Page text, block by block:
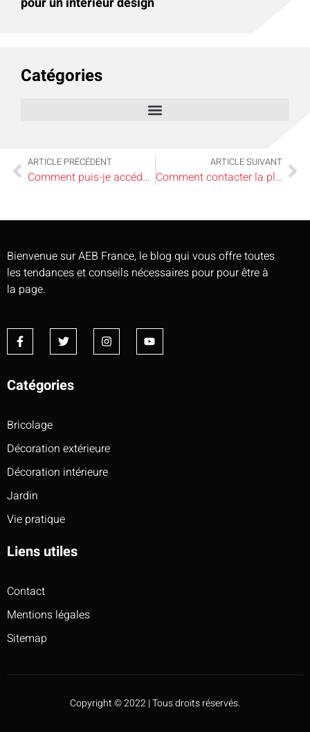
Catégories
ARTICLE PRÉCÉDENT
Comment puis-je accéder à mon compte Al-in.fr action logement ?
ARTICLE SUIVANT
Comment contacter la plateforme al in ?
Bienvenue sur AEB France, le blog qui vous offre toutes
les tendances et conseils nécessaires pour pour être à
la page.
Catégories
Bricolage
Décoration extérieure
Décoration intérieure
Jardin
Vie pratique
Liens utiles
Contact
Mentions légales
Sitemap
Copyright © 2022 | Tous droits réservés.